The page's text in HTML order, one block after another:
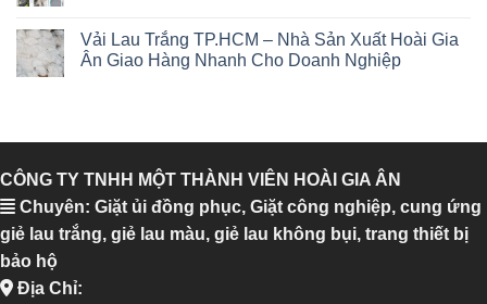
Vải Lau Trắng TP.HCM – Nhà Sản Xuất Hoài Gia
Ân Giao Hàng Nhanh Cho Doanh Nghiệp
CÔNG TY TNHH MỘT THÀNH VIÊN HOÀI GIA ÂN
Chuyên: Giặt ủi đồng phục, Giặt công nghiệp, cung ứng
giẻ lau trắng, giẻ lau màu, giẻ lau không bụi, trang thiết bị
bảo hộ
Địa Chỉ: